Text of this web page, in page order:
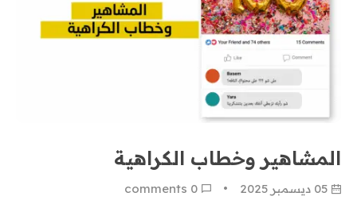
المشاهير وخطاب الكراهية
05 ديسمبر 2025 0